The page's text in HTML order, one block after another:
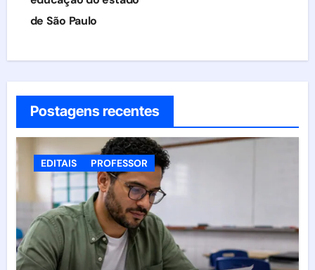
de São Paulo
Postagens recentes
EDITAIS PROFESSOR